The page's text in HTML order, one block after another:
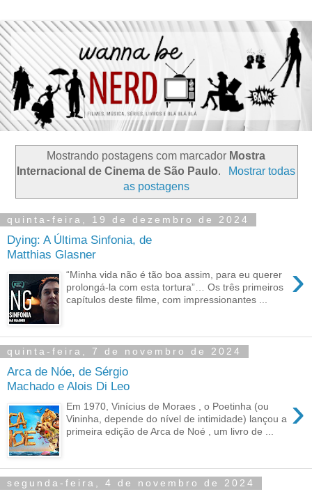
Mostrando postagens com marcador Mostra
Internacional de Cinema de São Paulo.
Mostrar todas
as postagens
quinta-feira, 19 de dezembro de 2024
Dying: A Última Sinfonia, de
Matthias Glasner
›
“Minha vida não é tão boa assim, para eu querer
prolongá-la com esta tortura”… Os três primeiros
capítulos deste filme, com impressionantes ...
quinta-feira, 7 de novembro de 2024
Arca de Nóe, de Sérgio
Machado e Alois Di Leo
›
Em 1970, Vinícius de Moraes , o Poetinha (ou
Vininha, depende do nível de intimidade) lançou a
primeira edição de Arca de Noé , um livro de ...
segunda-feira, 4 de novembro de 2024